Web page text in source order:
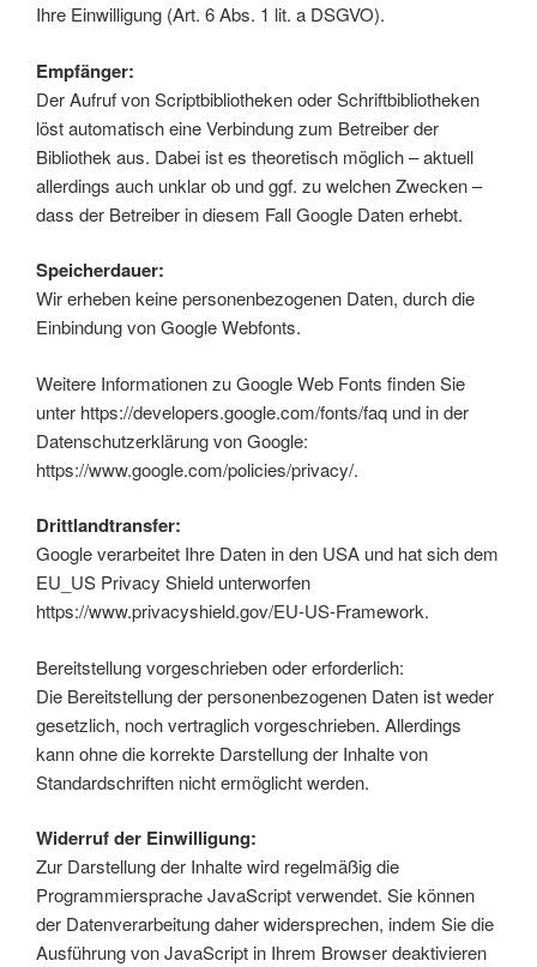
Ihre Einwilligung (Art. 6 Abs. 1 lit. a DSGVO).
Empfänger:
Der Aufruf von Scriptbibliotheken oder Schriftbibliotheken
löst automatisch eine Verbindung zum Betreiber der
Bibliothek aus. Dabei ist es theoretisch möglich – aktuell
allerdings auch unklar ob und ggf. zu welchen Zwecken –
dass der Betreiber in diesem Fall Google Daten erhebt.
Speicherdauer:
Wir erheben keine personenbezogenen Daten, durch die
Einbindung von Google Webfonts.
Weitere Informationen zu Google Web Fonts finden Sie
unter https://developers.google.com/fonts/faq und in der
Datenschutzerklärung von Google:
https://www.google.com/policies/privacy/.
Drittlandtransfer:
Google verarbeitet Ihre Daten in den USA und hat sich dem
EU_US Privacy Shield unterworfen
https://www.privacyshield.gov/EU-US-Framework.
Bereitstellung vorgeschrieben oder erforderlich:
Die Bereitstellung der personenbezogenen Daten ist weder
gesetzlich, noch vertraglich vorgeschrieben. Allerdings
kann ohne die korrekte Darstellung der Inhalte von
Standardschriften nicht ermöglicht werden.
Widerruf der Einwilligung:
Zur Darstellung der Inhalte wird regelmäßig die
Programmiersprache JavaScript verwendet. Sie können
der Datenverarbeitung daher widersprechen, indem Sie die
Ausführung von JavaScript in Ihrem Browser deaktivieren